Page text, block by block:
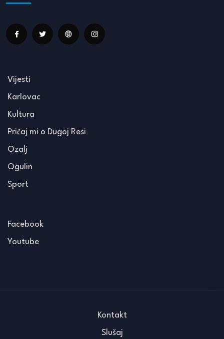
Vijesti
Karlovac
Kultura
Pričaj mi o Dugoj Resi
Ozalj
Ogulin
Sport
Facebook
Youtube
Kontakt
Slušaj